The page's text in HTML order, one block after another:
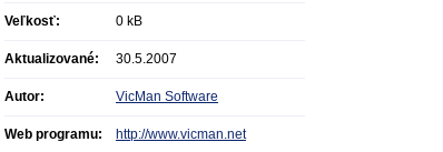
Veľkosť: 0 kB
Aktualizované: 30.5.2007
Autor: VicMan Software
Web programu: http://www.vicman.net